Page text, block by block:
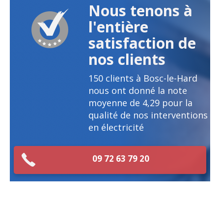
Nous tenons à
l'entière
satisfaction de
nos clients
150 clients à Bosc-le-Hard
nous ont donné la note
moyenne de 4,29 pour la
qualité de nos interventions
en électricité
09 72 63 79 20